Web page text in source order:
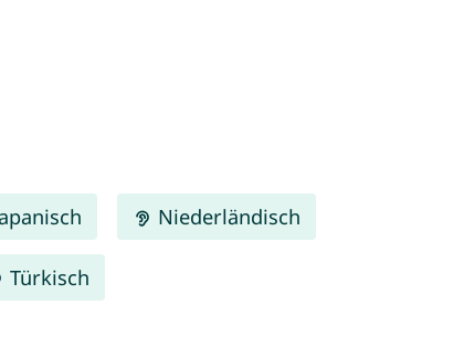
Niederländisch
Türkisch